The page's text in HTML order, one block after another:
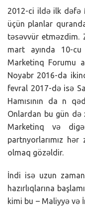
2012-ci ildə ilk dəfə
üçün planlar
təsəvvür etməzdim.
mart ayında 10-
Marketinq Forumu
Noyabr 2016-da
fevral 2017-də isə
Hamısının da n
Onlardan bu gün də
Marketinq və
partnyorlarımız
olmaq gözəldir.
İndi isə uzun
hazırlıqlarına
kimi bu – Maliyyə və